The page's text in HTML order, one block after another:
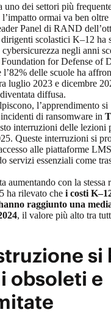
uno dei settori più
ormai va ben
Panel di RAND
scolastici K–12 ha
negli anni
for Defense of
l’82% delle scuole ha
luglio 2023 e dicembre
diffusa.
l’apprendimento si
di ransomware in
interruzioni delle lezioni
Queste interruzioni si
alle piattaforme
servizi essenziali come
aumentando con la stessa
ha rilevato che i costi
raggiunto una
, il valore più alto tra
si
obsoleti e